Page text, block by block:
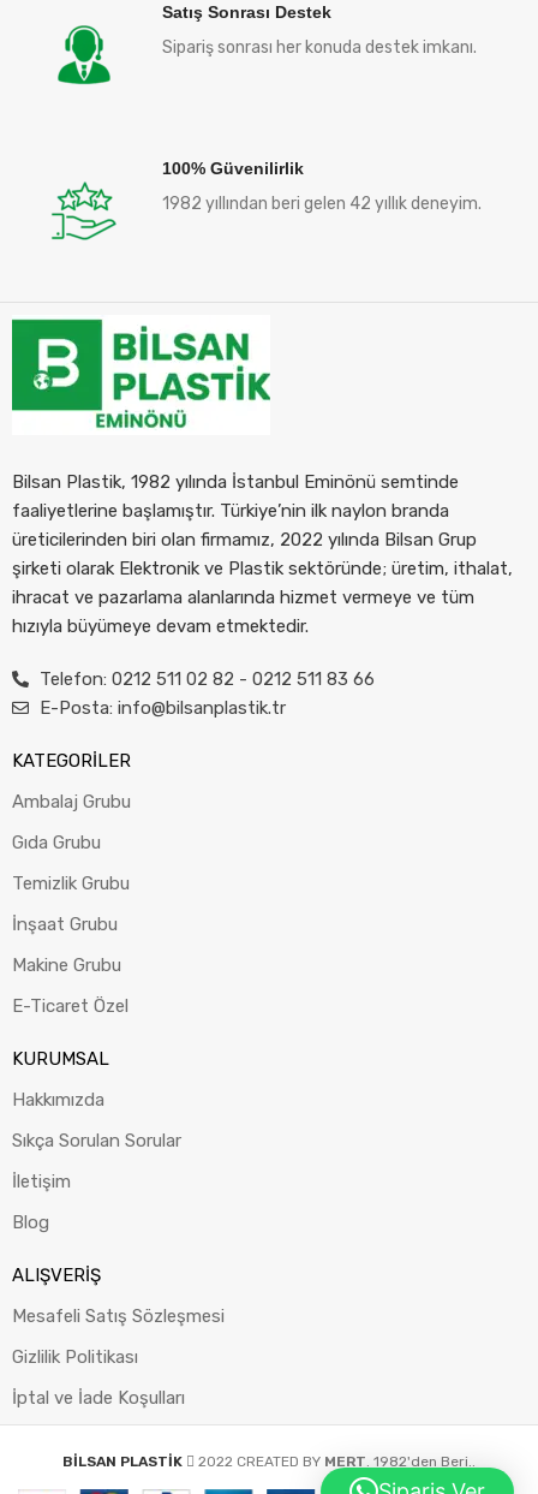
Satış Sonrası Destek
Sipariş sonrası her konuda destek imkanı.
100% Güvenilirlik
1982 yıllından beri gelen 42 yıllık deneyim.
Bilsan Plastik, 1982 yılında İstanbul Eminönü semtinde
faaliyetlerine başlamıştır. Türkiye’nin ilk naylon branda
üreticilerinden biri olan firmamız, 2022 yılında Bilsan Grup
şirketi olarak Elektronik ve Plastik sektöründe; üretim, ithalat,
ihracat ve pazarlama alanlarında hizmet vermeye ve tüm
hızıyla büyümeye devam etmektedir.
Telefon: 0212 511 02 82 - 0212 511 83 66
E-Posta: info@bilsanplastik.tr
KATEGORİLER
Ambalaj Grubu
Gıda Grubu
Temizlik Grubu
İnşaat Grubu
Makine Grubu
E-Ticaret Özel
KURUMSAL
Hakkımızda
Sıkça Sorulan Sorular
İletişim
Blog
ALIŞVERİŞ
Mesafeli Satış Sözleşmesi
Gizlilik Politikası
İptal ve İade Koşulları
BİLSAN PLASTİK 2022 CREATED BY MERT. 1982'den Beri..